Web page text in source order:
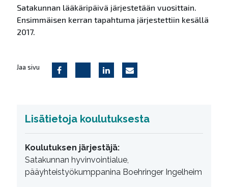
Satakunnan lääkäripäivä järjestetään vuosittain.
Ensimmäisen kerran tapahtuma järjestettiin kesällä
2017.
Jaa sivu
Lisätietoja koulutuksesta
Koulutuksen järjestäjä:
Satakunnan hyvinvointialue,
pääyhteistyökumppanina Boehringer Ingelheim